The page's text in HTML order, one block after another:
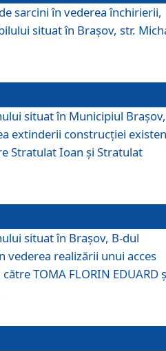
sarcini în vederea închirierii,
situat în Braşov, str.
situat în Municipiul
extinderii construcţiei
Stratulat Ioan şi Stratulat
situat în Braşov, B-dul
vederea realizării unui acces
TOMA FLORIN EDUARD